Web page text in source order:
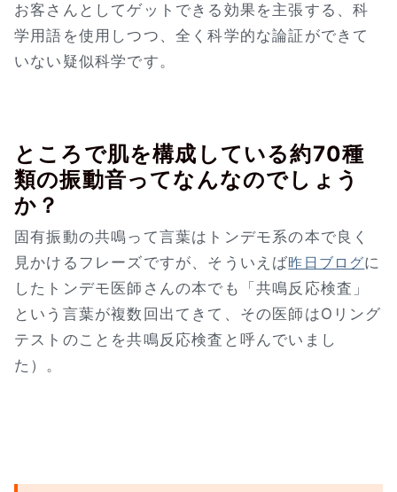
お客さんとしてゲットできる効果を主張する、科
学用語を使用しつつ、全く科学的な論証ができて
いない疑似科学です。
ところで肌を構成している約70種
類の振動音ってなんなのでしょう
か？
固有振動の共鳴って言葉はトンデモ系の本で良く
見かけるフレーズですが、そういえば昨日ブログに
したトンデモ医師さんの本でも「共鳴反応検査」
という言葉が複数回出てきて、その医師はOリング
テストのことを共鳴反応検査と呼んでいまし
た）。